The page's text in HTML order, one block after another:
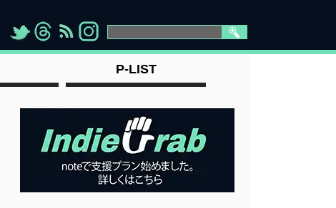
"> "> "> " >
P-LIST